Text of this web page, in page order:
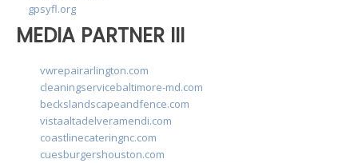
gpsyfl.org
MEDIA PARTNER III
vwrepairarlington.com
cleaningservicebaltimore-md.com
beckslandscapeandfence.com
vistaaltadelveramendi.com
coastlinecateringnc.com
cuesburgershouston.com